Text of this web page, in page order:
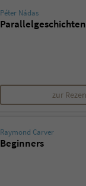
Péter Nádas
Parallelgeschichten
zur
Raymond Carver
Beginners